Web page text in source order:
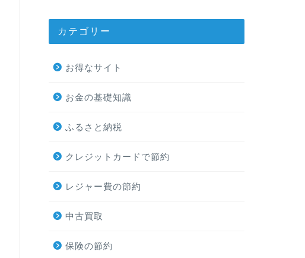
カテゴリー
お得なサイト
お金の基礎知識
ふるさと納税
クレジットカードで節約
レジャー費の節約
中古買取
保険の節約